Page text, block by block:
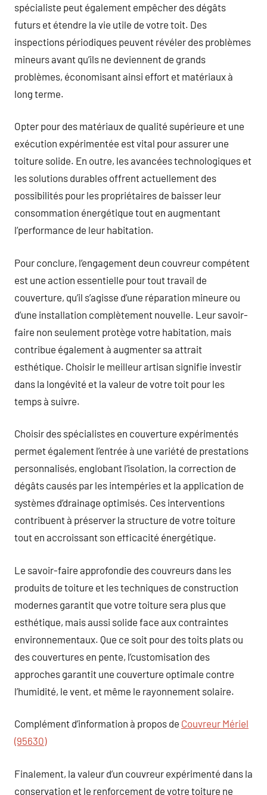
spécialiste peut également empêcher des dégâts
futurs et étendre la vie utile de votre toit. Des
inspections périodiques peuvent révéler des problèmes
mineurs avant qu’ils ne deviennent de grands
problèmes, économisant ainsi effort et matériaux à
long terme.
Opter pour des matériaux de qualité supérieure et une
exécution expérimentée est vital pour assurer une
toiture solide. En outre, les avancées technologiques et
les solutions durables offrent actuellement des
possibilités pour les propriétaires de baisser leur
consommation énergétique tout en augmentant
l’performance de leur habitation.
Pour conclure, l’engagement deun couvreur compétent
est une action essentielle pour tout travail de
couverture, qu’il s’agisse d’une réparation mineure ou
d’une installation complètement nouvelle. Leur savoir-
faire non seulement protège votre habitation, mais
contribue également à augmenter sa attrait
esthétique. Choisir le meilleur artisan signifie investir
dans la longévité et la valeur de votre toit pour les
temps à suivre.
Choisir des spécialistes en couverture expérimentés
permet également l’entrée à une variété de prestations
personnalisés, englobant l’isolation, la correction de
dégâts causés par les intempéries et la application de
systèmes d’drainage optimisés. Ces interventions
contribuent à préserver la structure de votre toiture
tout en accroissant son efficacité énergétique.
Le savoir-faire approfondie des couvreurs dans les
produits de toiture et les techniques de construction
modernes garantit que votre toiture sera plus que
esthétique, mais aussi solide face aux contraintes
environnementaux. Que ce soit pour des toits plats ou
des couvertures en pente, l’customisation des
approches garantit une couverture optimale contre
l’humidité, le vent, et même le rayonnement solaire.
Complément d’information à propos de Couvreur Mériel
(95630)
Finalement, la valeur d’un couvreur expérimenté dans la
conservation et le renforcement de votre toiture ne